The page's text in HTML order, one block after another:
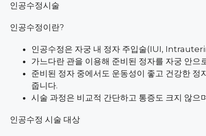
인공수정시술
인공수정이란?
인공수정은 자궁 내 정자 주입술(IUI,
가느다란 관을 이용해 준비된 정자를 자궁 안으
준비된 정자 중에서도 운동성이 좋고 건강한
줍니다.
시술 과정은 비교적 간단하고 통증도 크지 않으
인공수정 시술 대상